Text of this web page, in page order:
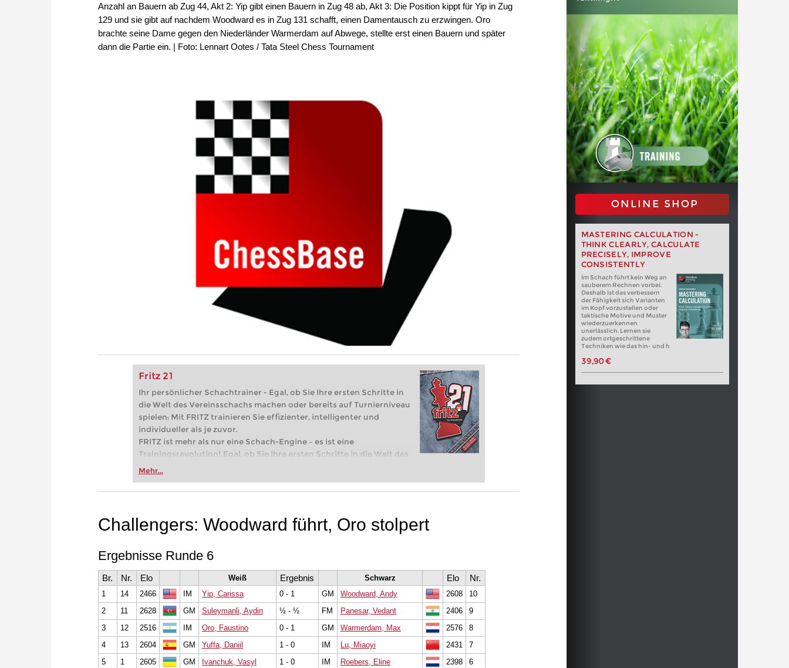
Anzahl an Bauern ab Zug 44, Akt 2: Yip gibt einen Bauern in Zug 48 ab, Akt 3: Die Position kippt für Yip in Zug
129 und sie gibt auf nachdem Woodward es in Zug 131 schafft, einen Damentausch zu erzwingen. Oro
brachte seine Dame gegen den Niederländer Warmerdam auf Abwege, stellte erst einen Bauern und später
dann die Partie ein. | Foto: Lennart Ootes / Tata Steel Chess Tournament
Fritz 21
Ihr persönlicher Schachtrainer - Egal, ob Sie Ihre ersten Schritte in
die Welt des Vereinsschachs machen oder bereits auf Turnierniveau
spielen: Mit FRITZ trainieren Sie effizienter, intelligenter und
individueller als je zuvor.
FRITZ ist mehr als nur eine Schach-Engine – es ist eine
Trainingsrevolution! Egal, ob Sie Ihre ersten Schritte in die Welt des
Vereinsschachs machen oder bereits auf Turnierniveau spielen: Mit
zuvor.
Mehr...
ONLINE SHOP
MASTERING CALCULATION -
THINK CLEARLY, CALCULATE
PRECISELY, IMPROVE
CONSISTENTLY
Im Schach führt kein Weg an
sauberem Rechnen vorbei.
Deshalb ist das verbessern
der Fähigkeit sich Varianten
im Kopf vorzustellen oder
taktische Motive und Muster
wiederzuerkennen
unerlässlich. Lernen sie
zudem ortgeschrittene
Techniken wie das hin- und h
39,90 €
Challengers: Woodward führt, Oro stolpert
Ergebnisse Runde 6
Br. Nr. Elo Weiß Ergebnis Schwarz Elo Nr.
1 14 2466 IM Yip, Carissa 0 - 1 GM Woodward, Andy 2608
10
2
11 2628 GM Suleymanli, Aydin ½ - ½ FM Panesar, Vedant 2406
9
3
12 2516 IM Oro, Faustino 0 - 1 GM Warmerdam, Max 2576
8
4
13 2604 GM Yuffa, Daniil 1 - 0 IM Lu, Miaoyi 2431
7
5
1 2605 GM Ivanchuk, Vasyl 1 - 0 IM Roebers, Eline 2398
6